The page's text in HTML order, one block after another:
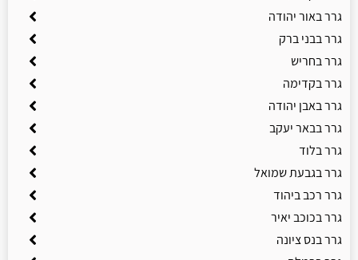
גרר באור יהודה
גרר בבני ברק
גרר בחריש
גרר בקדימה
גרר באבן יהודה
גרר בבאר יעקב
גרר בלוד
גרר בגבעת שמואל
גרר רכב ביהוד
גרר בכוכב יאיר
גרר בנס ציונה